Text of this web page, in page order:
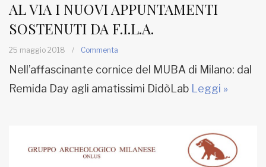
AL VIA I NUOVI APPUNTAMENTI
SOSTENUTI DA F.I.L.A.
25 maggio 2018 / Commenta
Nell’affascinante cornice del MUBA di Milano: dal
Remida Day agli amatissimi DidòLab Leggi »